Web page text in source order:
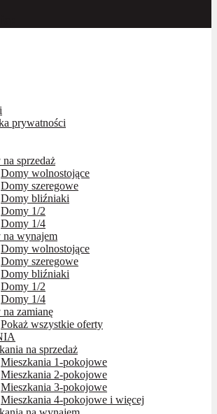
prywatności
sprzedaż
Domy wolnostojące
Domy szeregowe
Domy bliźniaki
Domy 1/2
Domy 1/4
na wynajem
Domy wolnostojące
Domy szeregowe
Domy bliźniaki
Domy 1/2
Domy 1/4
zamianę
Pokaż wszystkie oferty
na sprzedaż
Mieszkania 1-pokojowe
Mieszkania 2-pokojowe
Mieszkania 3-pokojowe
Mieszkania 4-pokojowe i więcej